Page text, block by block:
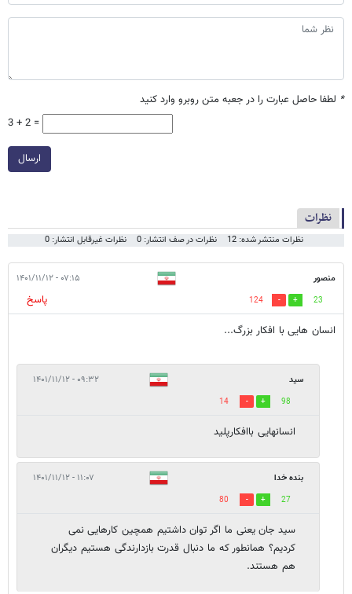
* لطفا حاصل عبارت را در جعبه متن روبرو وارد کنید
3 + 2 =
ارسال
نظرات
نظرات منتشر شده: 12 نظرات در صف انتشار: 0 نظرات غیرقابل انتشار: 0
منصور ۰۷:۱۵ - ۱۴۰۱/۱۱/۱۲
23
124
پاسخ
انسان هایی با افکار بزرگ...
سید ۰۹:۳۲ - ۱۴۰۱/۱۱/۱۲
98
14
انسانهایی باافکارپلید
بنده خدا ۱۱:۰۷ - ۱۴۰۱/۱۱/۱۲
27
80
سید جان یعنی ما اگر توان داشتیم همچین کارهایی نمی
کردیم؟ همانطور که ما دنبال قدرت بازدارندگی هستیم دیگران
هم هستند.